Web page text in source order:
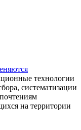
технологии
систематизации
на территории